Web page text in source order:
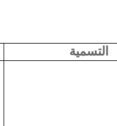
التسمية